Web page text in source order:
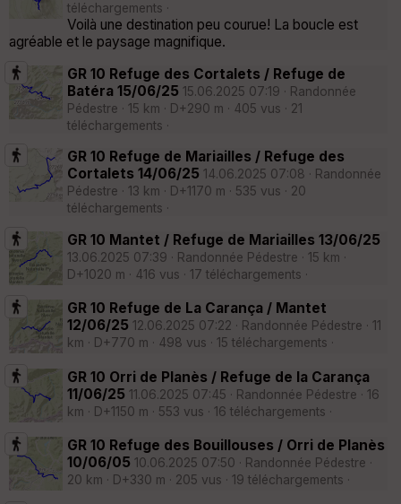
téléchargements ·
Voilà une destination peu courue! La boucle est
agréable et le paysage magnifique.
GR 10 Refuge des Cortalets / Refuge de
Batéra 15/06/25 15.06.2025 07:19 · Randonnée
Pédestre · 15 km · D+290 m · 405 vus · 21
téléchargements ·
GR 10 Refuge de Mariailles / Refuge des
Cortalets 14/06/25 14.06.2025 07:08 · Randonnée
Pédestre · 13 km · D+1170 m · 535 vus · 20
téléchargements ·
GR 10 Mantet / Refuge de Mariailles 13/06/25
13.06.2025 07:39 · Randonnée Pédestre · 15 km ·
D+1020 m · 416 vus · 17 téléchargements ·
GR 10 Refuge de La Carança / Mantet
12/06/25 12.06.2025 07:22 · Randonnée Pédestre · 11
km · D+770 m · 498 vus · 15 téléchargements ·
GR 10 Orri de Planès / Refuge de la Carança
11/06/25 11.06.2025 07:45 · Randonnée Pédestre · 16
km · D+1150 m · 553 vus · 16 téléchargements ·
GR 10 Refuge des Bouillouses / Orri de Planès
10/06/05 10.06.2025 07:50 · Randonnée Pédestre ·
20 km · D+330 m · 205 vus · 19 téléchargements ·